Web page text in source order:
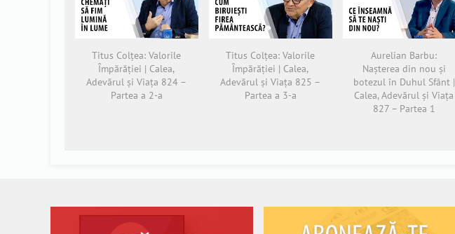
Titus Colțea: Valorile
Împărăției | Calea,
Adevărul și Viața 824 –
Partea a 2-a
Titus Colțea: Valorile
Împărăției | Calea,
Adevărul și Viața 825 –
Partea a 3-a
Aurelian Barbu:
Nașterea din nou și
botezul în Duhul Sfânt |
Calea, Adevărul și Viața
827 – Partea 1